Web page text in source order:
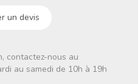
un devis
contactez-nous au
au samedi de 10h à 19h